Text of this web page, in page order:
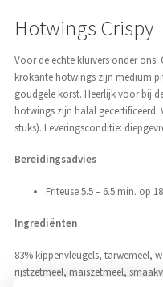
Hotwings Crispy
Voor de echte kluivers onder ons.
krokante hotwings zijn medium
goudgele korst. Heerlijk voor bij
hotwings zijn halal gecertificeerd.
stuks). Leveringsconditie:
Bereidingsadvies
Friteuse 5.5 – 6.5 min. op
Ingrediënten
83% kippenvleugels, tarwemeel,
rijstzetmeel, maiszetmeel,